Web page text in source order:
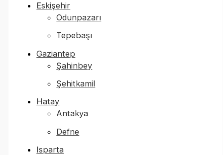
Eskişehir
Odunpazarı
Tepebaşı
Gaziantep
Şahinbey
Şehitkamil
Hatay
Antakya
Defne
Isparta